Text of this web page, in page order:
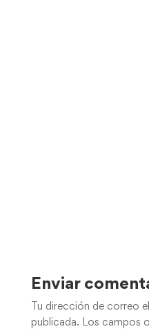
Enviar
Tu dirección de correo
publicada. Los campos